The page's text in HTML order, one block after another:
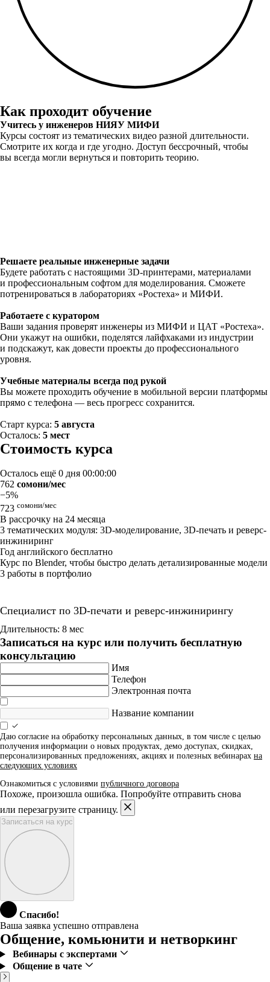
Как проходит обучение
Учитесь у инженеров НИЯУ МИФИ
Курсы состоят из тематических видео разной длительности.
Смотрите их когда и где угодно. Доступ бессрочный, чтобы
вы всегда могли вернуться и повторить теорию.
Решаете реальные инженерные задачи
Будете работать с настоящими 3D-принтерами, материалами
и профессиональным софтом для моделирования. Сможете
потренироваться в лабораториях «Ростеха» и МИФИ.
Работаете с куратором
Ваши задания проверят инженеры из МИФИ и ЦАТ «Ростеха».
Они укажут на ошибки, поделятся лайфхаками из индустрии
и подскажут, как довести проекты до профессионального
уровня.
Учебные материалы всегда под рукой
Вы можете проходить обучение в мобильной версии платформы
прямо с телефона — весь прогресс сохранится.
Старт курса: 5 августа
Осталось: 5 мест
Стоимость курса
Осталось ещё 0 дня 00:00:00
762 сомони/мес
−5%
723 сомони/мес
В рассрочку на 24 месяца
3 тематических модуля: 3D-моделирование, 3D-печать и реверс-
инжиниринг
Год английского бесплатно
Курс по Blender, чтобы быстро делать детализированные модели
3 работы в портфолио
Специалист по 3D-печати и реверс-инжинирингу
Длительность: 8 мес
Записаться на курс или получить бесплатную
консультацию
Имя
Телефон
Электронная почта
Название компании
Даю согласие на обработку персональных данных, в том числе с целью
получения информации о новых продуктах, демо доступах, скидках,
персонализированных предложениях, акциях и полезных вебинарах на
следующих условиях
Ознакомиться с условиями публичного договора
Похоже, произошла ошибка. Попробуйте отправить снова
или перезагрузите страницу.
Записаться на курс
Спасибо!
Ваша заявка успешно отправлена
Общение, комьюнити и нетворкинг
Вебинары с экспертами
Общение в чате